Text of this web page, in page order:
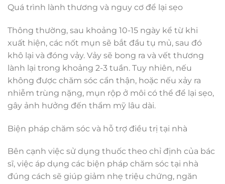
Quá trình lành thương và nguy cơ để lại sẹo
Thông thường, sau khoảng 10-15 ngày kể từ khi
xuất hiện, các nốt mụn sẽ bắt đầu tụ mủ, sau đó
khô lại và đóng vảy. Vảy sẽ bong ra và vết thương
lành lại trong khoảng 2-3 tuần. Tuy nhiên, nếu
không được chăm sóc cẩn thận, hoặc nếu xảy ra
nhiễm trùng nặng, mụn rộp ở môi có thể để lại sẹo,
gây ảnh hưởng đến thẩm mỹ lâu dài.
Biện pháp chăm sóc và hỗ trợ điều trị tại nhà
Bên cạnh việc sử dụng thuốc theo chỉ định của bác
sĩ, việc áp dụng các biện pháp chăm sóc tại nhà
đúng cách sẽ giúp giảm nhẹ triệu chứng, ngăn